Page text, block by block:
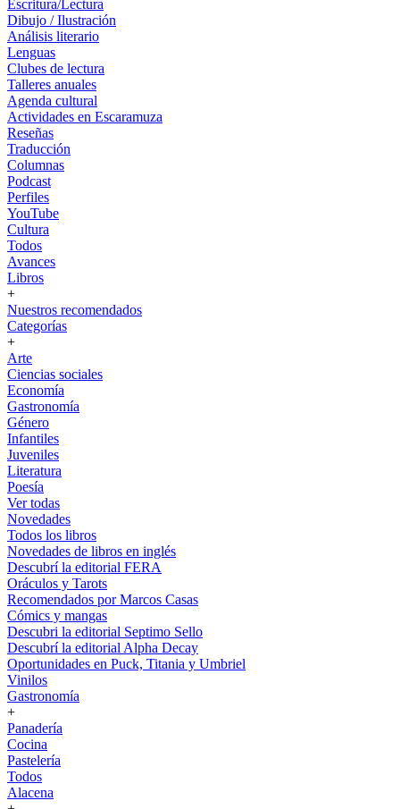
Escritura/Lectura
Dibujo / Ilustración
Análisis literario
Lenguas
Clubes de lectura
Talleres anuales
Agenda cultural
Actividades en Escaramuza
Reseñas
Traducción
Columnas
Podcast
Perfiles
YouTube
Cultura
Todos
Avances
Libros
+
Nuestros recomendados
Categorías
+
Arte
Ciencias sociales
Economía
Gastronomía
Género
Infantiles
Juveniles
Literatura
Poesía
Ver todas
Novedades
Todos los libros
Novedades de libros en inglés
Descubrí la editorial FERA
Oráculos y Tarots
Recomendados por Marcos Casas
Cómics y mangas
Descubri la editorial Septimo Sello
Descubrí la editorial Alpha Decay
Oportunidades en Puck, Titania y Umbriel
Vinilos
Gastronomía
+
Panadería
Cocina
Pastelería
Todos
Alacena